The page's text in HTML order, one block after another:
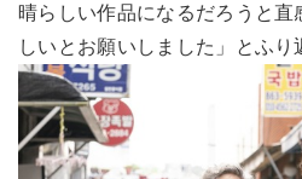
晴らしい作品になるだろうと直
しいとお願いしました」とふり